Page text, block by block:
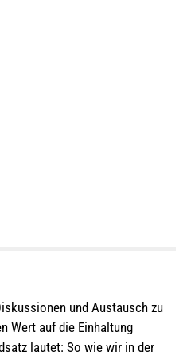
und Austausch zu
Wert auf die Einhaltung
lautet: So wie wir in der